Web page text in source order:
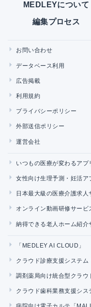
MEDLEYについて
編集プロセス
お問い合わせ
データベース利用
広告掲載
利用規約
プライバシーポリシー
外部送信ポリシー
運営会社
いつもの医療が変わるアプ
女性向け生理予測・妊活ア
日本最大級の医療介護求人
オンライン動画研修サービ
納得できる老人ホーム紹介
「MEDLEY AI CLOUD」
クラウド診療支援システム
調剤薬局向け統合型クラウ
クラウド歯科業務支援シス